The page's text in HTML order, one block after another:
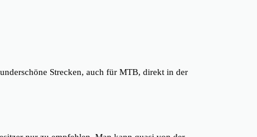
Strecken, auch für MTB, direkt in der